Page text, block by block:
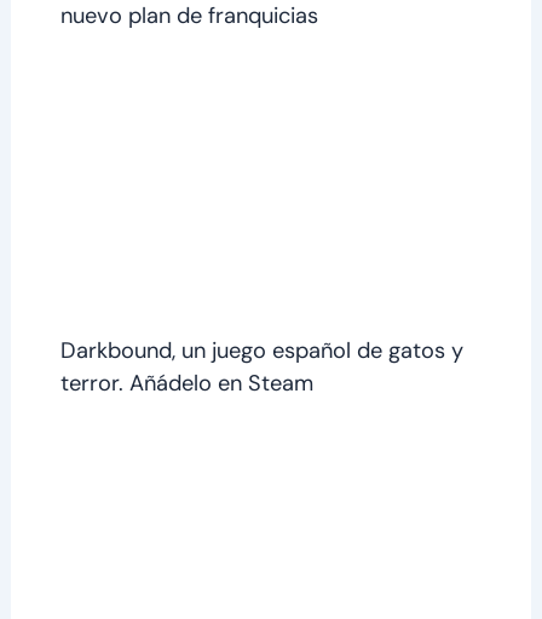
nuevo plan de franquicias
Darkbound, un juego español de gatos y
terror. Añádelo en Steam